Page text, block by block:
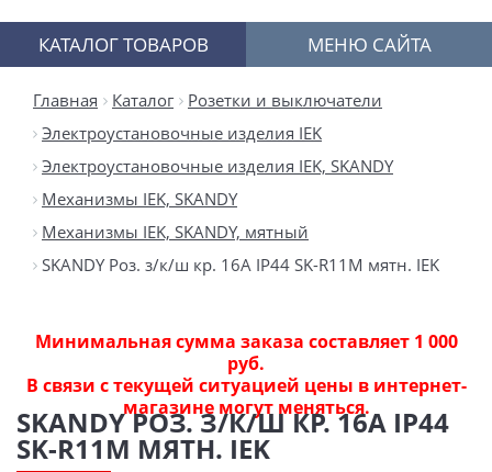
КАТАЛОГ ТОВАРОВ МЕНЮ САЙТА
Главная Каталог
Розетки и выключатели
Электроустановочные изделия IEK
Электроустановочные изделия IEK, SKANDY
Механизмы IEK, SKANDY
Механизмы IEK, SKANDY, мятный
SKANDY Роз. з/к/ш кр. 16А IP44 SK-R11M мятн. IEK
Минимальная сумма заказа составляет 1 000
руб.
В связи с текущей ситуацией цены в интернет-
магазине могут меняться.
SKANDY РОЗ. З/К/Ш КР. 16А IP44
SK-R11M МЯТН. IEK